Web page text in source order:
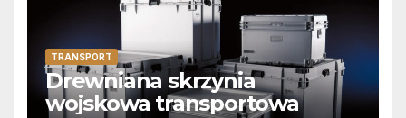
TRANSPORT
Drewniana skrzynia
wojskowa transportowa